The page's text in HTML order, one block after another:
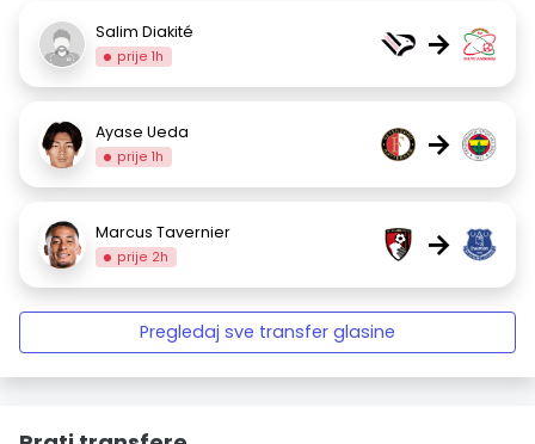
Salim Diakité
prije 1h →
Ayase Ueda
prije 1h →
Marcus Tavernier
prije 2h →
Pregledaj sve transfer glasine